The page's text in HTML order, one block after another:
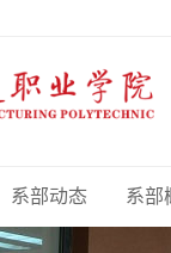
系部动态 系部